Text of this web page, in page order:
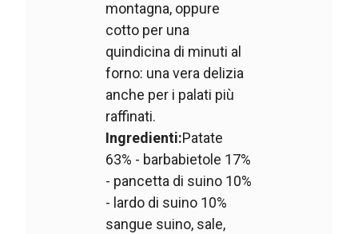
montagna, oppure
cotto per una
quindicina di minuti al
forno: una vera delizia
anche per i palati più
raffinati.
Ingredienti:Patate
63% - barbabietole 17%
- pancetta di suino 10%
- lardo di suino 10%
sangue suino, sale,